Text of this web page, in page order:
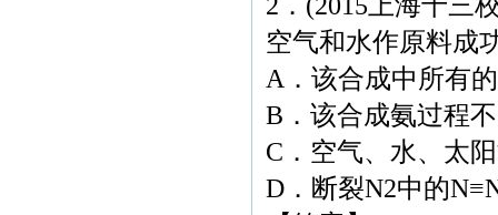
空气和水作原料
A．该合成中所有
B．该合成氨过程
C．空气、水、太
D．断裂N2中的